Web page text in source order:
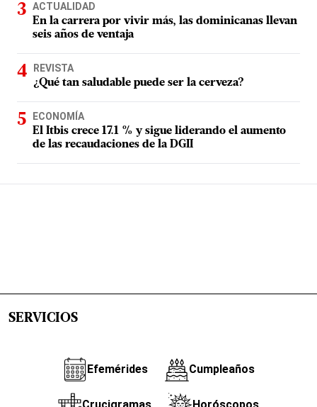
ACTUALIDAD
En la carrera por vivir más, las dominicanas llevan
seis años de ventaja
REVISTA
¿Qué tan saludable puede ser la cerveza?
ECONOMÍA
El Itbis crece 17.1 % y sigue liderando el aumento
de las recaudaciones de la DGII
SERVICIOS
Efemérides Cumpleaños
Crucigramas Horóscopos